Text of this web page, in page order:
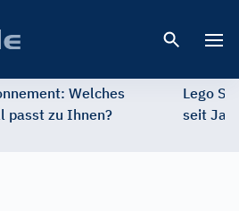
Welches
passt zu Ihnen?
Lego
seit